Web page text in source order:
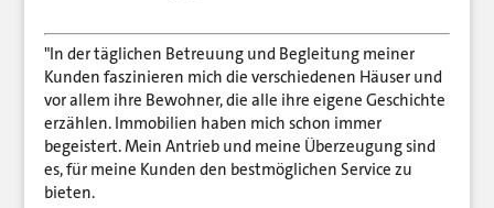
"In der täglichen Betreuung und Begleitung meiner
Kunden faszinieren mich die verschiedenen Häuser und
vor allem ihre Bewohner, die alle ihre eigene Geschichte
erzählen. Immobilien haben mich schon immer
begeistert. Mein Antrieb und meine Überzeugung sind
es, für meine Kunden den bestmöglichen Service zu
bieten.